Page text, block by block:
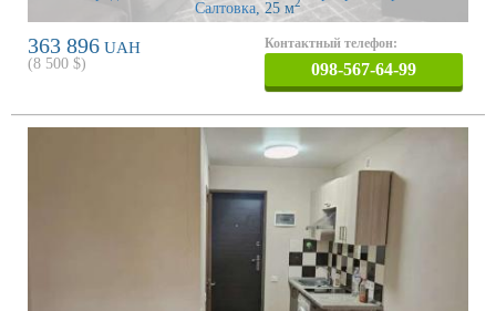
Салтовка , 25 м2
363 896 UAH
(8 500 $)
Контактный телефон:
098-567-64-99